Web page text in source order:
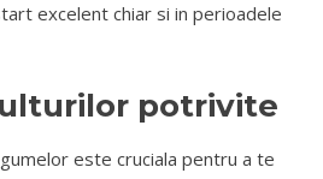
excelent chiar si in perioadele
potrivite
este cruciala pentru a te